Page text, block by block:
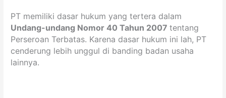
PT memiliki dasar hukum yang tertera dalam
Undang-undang Nomor 40 Tahun 2007tentang
Perseroan Terbatas. Karena dasar hukum ini lah, PT
cenderung lebih unggul di banding badan usaha
lainnya.